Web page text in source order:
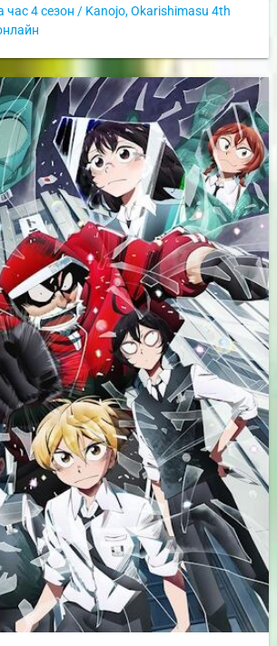
час 4 сезон / Kanojo, Okarishimasu 4th